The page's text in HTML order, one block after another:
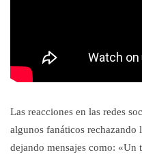
Las reacciones en las redes
algunos fanáticos
dejando mensajes como: «Un